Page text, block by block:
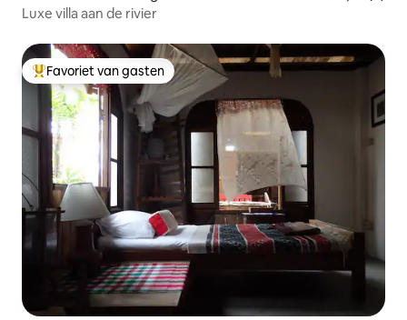
Luxe villa aan de rivier
Topfavoriet van gasten
Favoriet van gasten